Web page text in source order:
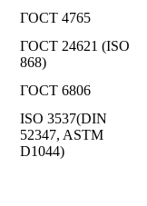
ГОСТ 4765
ГОСТ 24621 (ISO
868)
ГОСТ 6806
ISO 3537(DIN
52347, ASTM
D1044)